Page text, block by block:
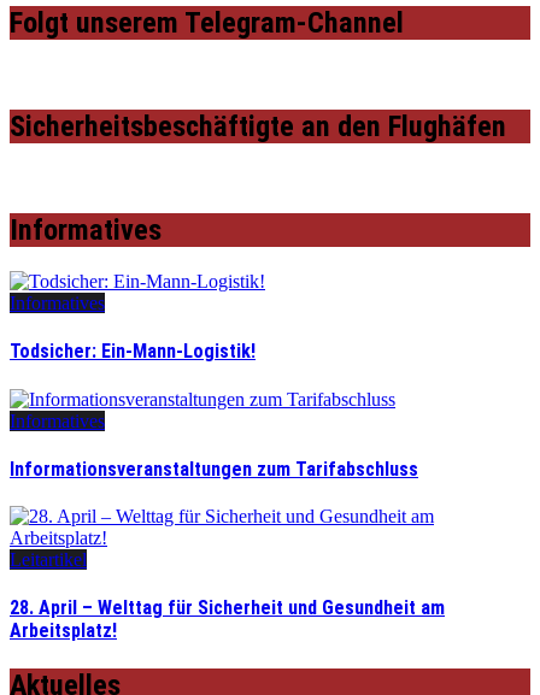
Folgt unserem Telegram-Channel
Sicherheitsbeschäftigte an den Flughäfen
Informatives
Informatives
Todsicher: Ein-Mann-Logistik!
Informatives
Informationsveranstaltungen zum Tarifabschluss
Leitartikel
28. April – Welttag für Sicherheit und Gesundheit am
Arbeitsplatz!
Aktuelles